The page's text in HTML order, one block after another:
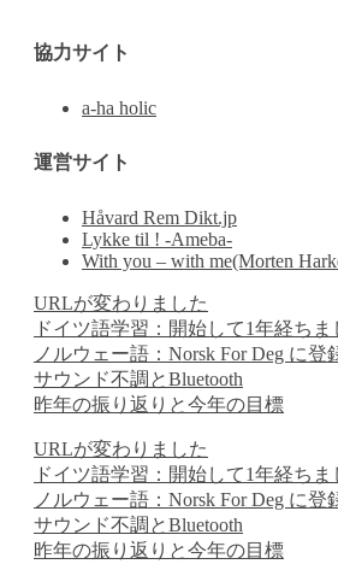
協力サイト
a-ha holic
運営サイト
Håvard Rem Dikt.jp
Lykke til ! -Ameba-
With you – with me(Morten
URLが変わりました
ドイツ語学習：開始して1年経ちま
ノルウェー語：Norsk For Deg に登
サウンド不調とBluetooth
昨年の振り返りと今年の目標
URLが変わりました
ドイツ語学習：開始して1年経ちま
ノルウェー語：Norsk For Deg に登
サウンド不調とBluetooth
昨年の振り返りと今年の目標